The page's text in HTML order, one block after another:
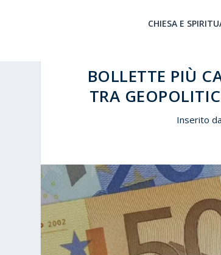
CHIESA E
BOLLETTE PIÙ
TRA
Inserito